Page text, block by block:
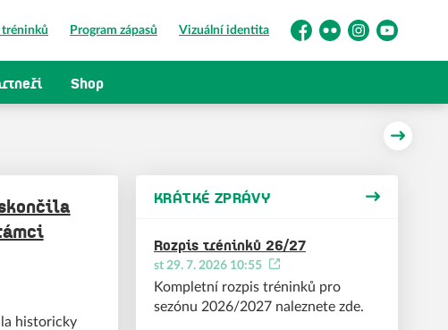
tréninků Program zápasů Vizuální identita
Facebook
FlickrInstagramYouTube
Shop
Další
historicky
KRÁTKÉ ZPRÁVY
st 29. 7. 2026 10:55
Rozpis tréninků 26/27
Kompletní rozpis tréninků pro
sezónu 2026/2027 naleznete zde.